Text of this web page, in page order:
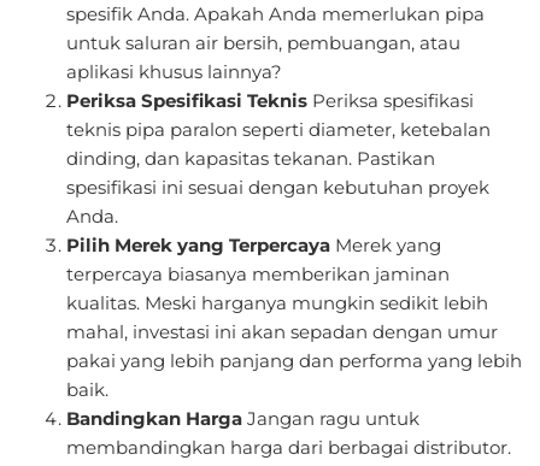
spesifik Anda. Apakah Anda memerlukan pipa
untuk saluran air bersih, pembuangan, atau
aplikasi khusus lainnya?
Periksa Spesifikasi Teknis Periksa spesifikasi
teknis pipa paralon seperti diameter, ketebalan
dinding, dan kapasitas tekanan. Pastikan
spesifikasi ini sesuai dengan kebutuhan proyek
Anda.
Pilih Merek yang Terpercaya Merek yang
terpercaya biasanya memberikan jaminan
kualitas. Meski harganya mungkin sedikit lebih
mahal, investasi ini akan sepadan dengan umur
pakai yang lebih panjang dan performa yang lebih
baik.
Bandingkan Harga Jangan ragu untuk
membandingkan harga dari berbagai distributor.